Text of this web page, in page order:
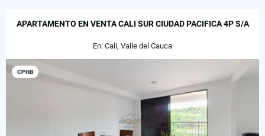
APARTAMENTO EN VENTA CALI SUR CIUDAD PACIFICA 4P S/A
En: Cali, Valle del Cauca
CPHB